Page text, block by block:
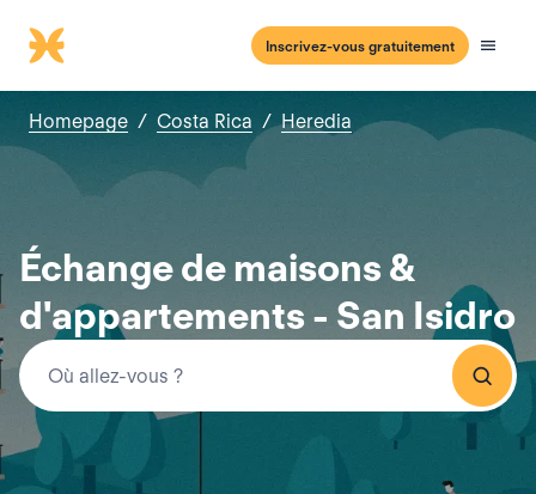
Inscrivez-vous gratuitement
Homepage / Costa Rica / Heredia
Échange de maisons &
d'appartements - San Isidro